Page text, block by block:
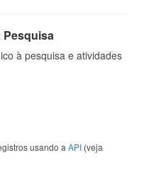
Pesquisa
à pesquisa e atividades
usando a API (veja